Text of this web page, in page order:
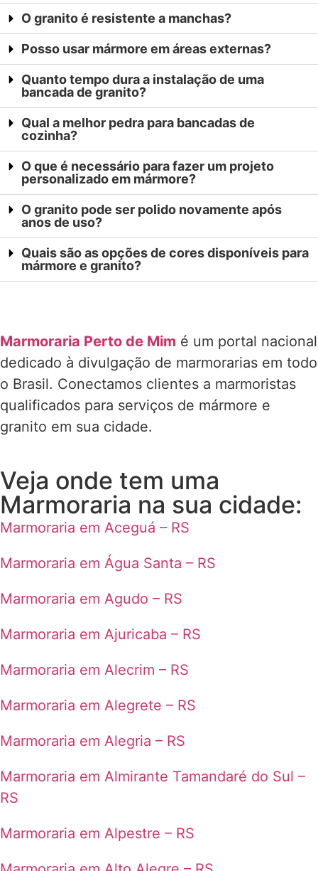
O granito é resistente a manchas?
Posso usar mármore em áreas externas?
Quanto tempo dura a instalação de uma
bancada de granito?
Qual a melhor pedra para bancadas de
cozinha?
O que é necessário para fazer um projeto
personalizado em mármore?
O granito pode ser polido novamente após
anos de uso?
Quais são as opções de cores disponíveis para
mármore e granito?
Marmoraria Perto de Mim é um portal nacional
dedicado à divulgação de marmorarias em todo
o Brasil. Conectamos clientes a marmoristas
qualificados para serviços de mármore e
granito em sua cidade.
Veja onde tem uma
Marmoraria na sua cidade:
Marmoraria em Aceguá – RS
Marmoraria em Água Santa – RS
Marmoraria em Agudo – RS
Marmoraria em Ajuricaba – RS
Marmoraria em Alecrim – RS
Marmoraria em Alegrete – RS
Marmoraria em Alegria – RS
Marmoraria em Almirante Tamandaré do Sul –
RS
Marmoraria em Alpestre – RS